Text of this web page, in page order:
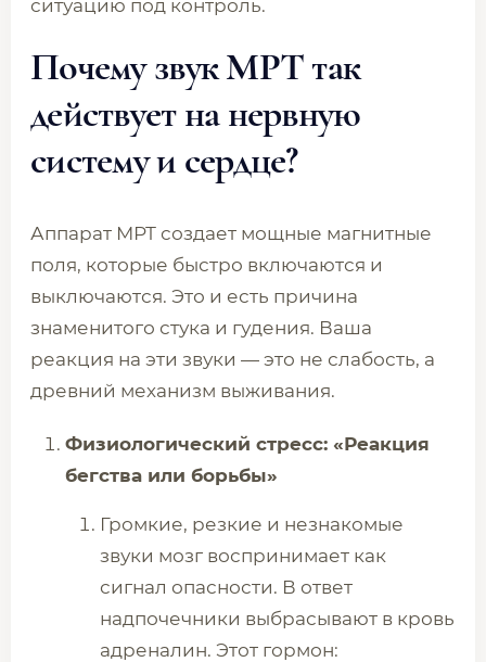
ситуацию под контроль.
Почему звук МРТ так
действует на нервную
систему и сердце?
Аппарат МРТ создает мощные магнитные
поля, которые быстро включаются и
выключаются. Это и есть причина
знаменитого стука и гудения. Ваша
реакция на эти звуки — это не слабость, а
древний механизм выживания.
Физиологический стресс: «Реакция
бегства или борьбы»
Громкие, резкие и незнакомые
звуки мозг воспринимает как
сигнал опасности. В ответ
надпочечники выбрасывают в кровь
адреналин. Этот гормон: